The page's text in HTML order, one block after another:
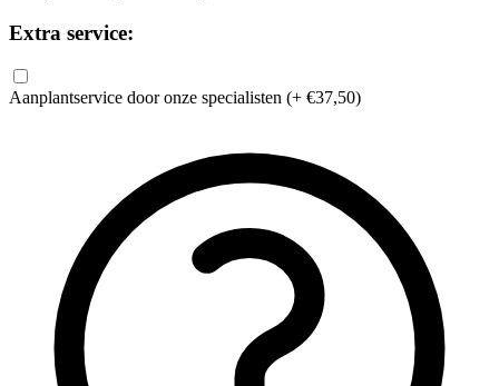
Extra service:
Aanplantservice door onze specialisten (+ €37,50)